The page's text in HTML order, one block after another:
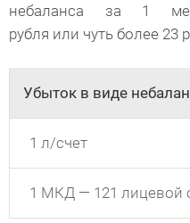
небаланса за 1
рубля или чуть более 23
Убыток в виде
1 л/счет
1 МКД — 121 лицевой